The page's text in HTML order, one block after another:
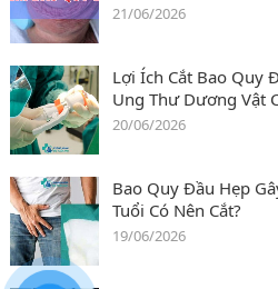
21/06/2026
Lợi Ích Cắt Bao Quy
Ung Thư Dương Vật
20/06/2026
Bao Quy Đầu Hẹp
Tuổi Có Nên Cắt?
19/06/2026